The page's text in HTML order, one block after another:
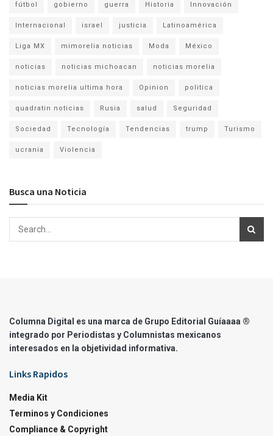
fútbol gobierno guerra Historia Innovación
Internacional israel justicia Latinoamérica
Liga MX mimorelia noticias Moda México
noticias noticias michoacan noticias morelia
noticias morelia ultima hora Opinion politica
quadratin noticias Rusia salud Seguridad
Sociedad Tecnología Tendencias trump Turismo
ucrania Violencia
Busca una Noticia
Columna Digital es una marca de Grupo Editorial Guíaaaa ®
integrado por Periodistas y Columnistas mexicanos
interesados en la objetividad informativa.
Links Rapidos
Media Kit
Terminos y Condiciones
Compliance & Copyright